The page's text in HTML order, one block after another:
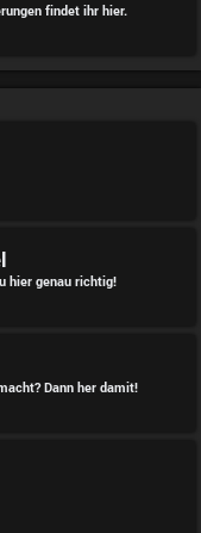
findet ihr hier.
hier genau richtig!
Dann her damit!